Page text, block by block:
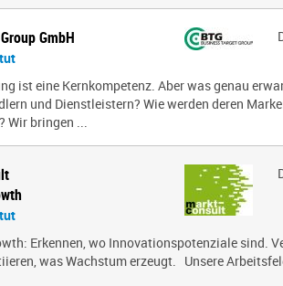
GmbH
ist eine Kernkompetenz. Aber was genau
und Dienstleistern? Wie werden deren
Wir bringen ...
Erkennen, wo Innovationspotenziale sind.
was Wachstum erzeugt. Unsere